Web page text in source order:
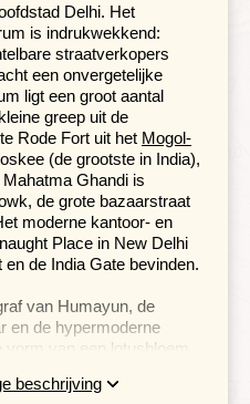
Delhi. Het
is indrukwekkend:
straatverkopers
een onvergetelijke
ligt een groot aantal
greep uit de
Rode Fort uit het Mogol-
(de grootste in India),
Ghandi is
de grote bazaarstraat
moderne kantoor- en
Place in New Delhi
de India Gate bevinden.
van Humayun, de
en de hypermoderne
van een lotusbloem,
stadstour aan om de
beschrijving